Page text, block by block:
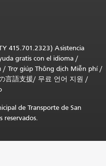
415.701.2323) Asistencia
gratis con el idioma /
/ Trợ giúp Thông dịch Miễn phí/
言語支援/ 무료 언어 지원 /
de Transporte de San
reservados.